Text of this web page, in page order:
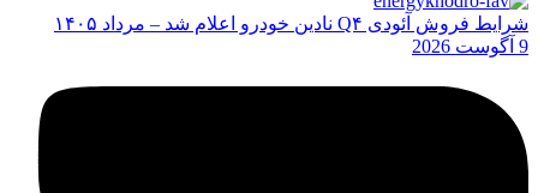
شرایط فروش آئودی Q۴ نادین خودرو اعلام شد – مرداد ۱۴۰۵
9 آگوست 2026